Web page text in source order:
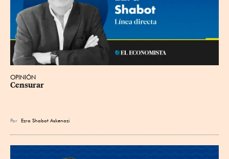
OPINIÓN
Censurar
Por Ezra Shabot Askenazi